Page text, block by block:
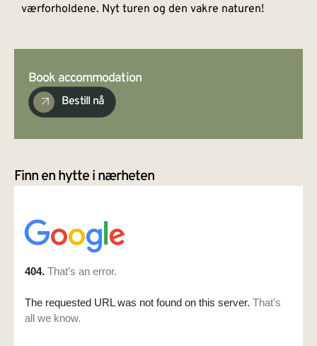
værforholdene. Nyt turen og den vakre naturen!
Book accommodation
Bestill nå
Finn en hytte i nærheten